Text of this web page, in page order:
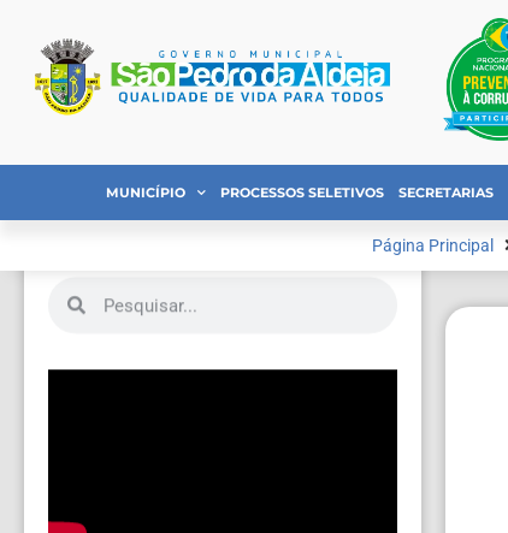
MUNICÍPIO PROCESSOS SELETIVOS SECRETARIAS
Página Principal